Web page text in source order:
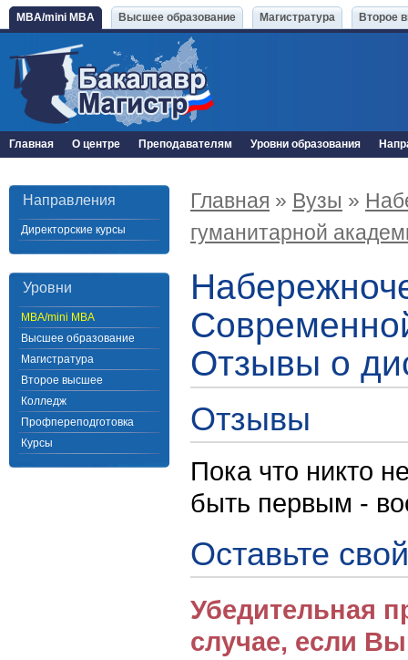
MBA/mini MBA Высшее образование Магистратура Второе
Главная О центре Преподавателям Уровни образования
Направления
Директорские курсы
Уровни
MBA/mini MBA
Высшее образование
Магистратура
Второе высшее
Колледж
Профпереподготовка
Курсы
Главная » Вузы »
гуманитарной
Отзывы о
Отзывы
Пока что никто
быть первым -
Оставьте
Убедительная
случае, если